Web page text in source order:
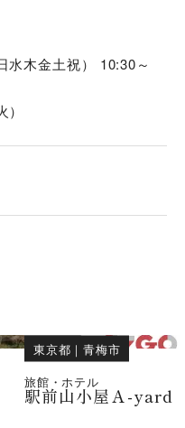
水木金土祝） 10:30～
東京都 ｜青梅市
旅館・ホテル
駅前山小屋Ａ-yard